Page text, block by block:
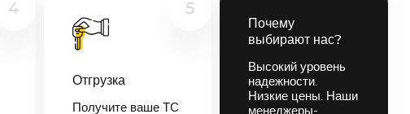
4 5
Отгрузка
Получите ваше ТС
Почему
выбирают нас?
Высокий уровень
надежности.
Низкие цены. Наши
менеджеры-